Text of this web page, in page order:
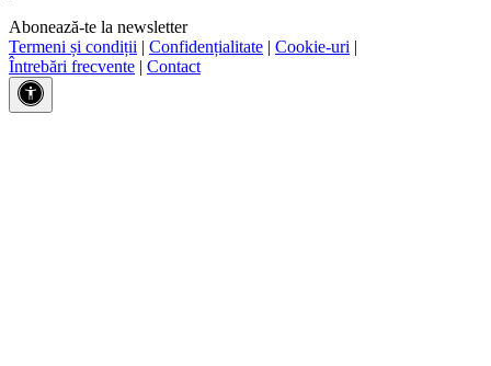
Abonează-te la newsletter
Termeni și condiții | Confidențialitate | Cookie-uri |
Întrebări frecvente | Contact